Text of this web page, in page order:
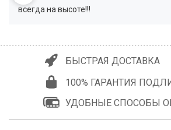
всегда на высоте!!!
БЫСТРАЯ ДОСТАВКА
100% ГАРАНТИЯ
УДОБНЫЕ СПОСОБЫ